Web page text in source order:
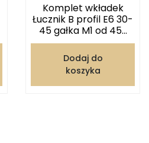
Komplet wkładek
Łucznik B profil E6 30-
45 gałka M1 od 45...
Dodaj do
koszyka